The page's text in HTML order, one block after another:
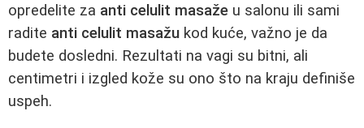
opredelite za anti celulit masaže u salonu ili sami
radite anti celulit masažu kod kuće, važno je da
budete dosledni. Rezultati na vagi su bitni, ali
centimetri i izgled kože su ono što na kraju definiše
uspeh.